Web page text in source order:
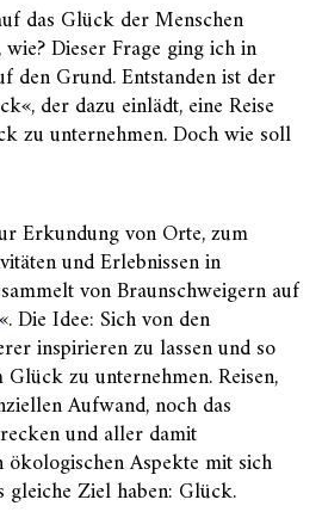
das Glück der Menschen
Dieser Frage ging ich in
den Grund. Entstanden ist der
der dazu einlädt, eine Reise
zu unternehmen. Doch wie soll
Erkundung von Orte, zum
und Erlebnissen in
von Braunschweigern auf
«. Die Idee: Sich von den
inspirieren zu lassen und so
Glück zu unternehmen. Reisen,
Aufwand, noch das
und aller damit
ökologischen Aspekte mit sich
gleiche Ziel haben: Glück.